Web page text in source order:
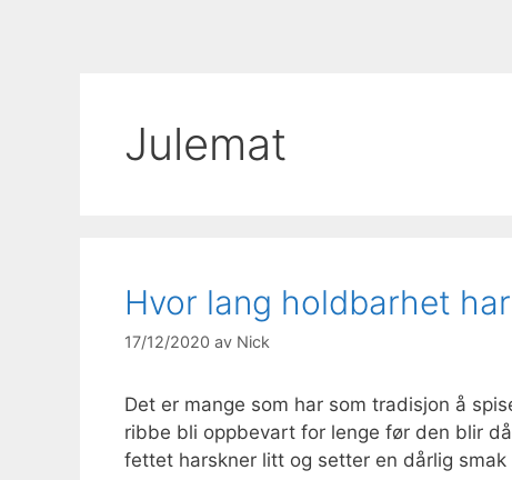
Julemat
Hvor lang holdbarhet
17/12/2020 av Nick
Det er mange som har som tradisjon å
ribbe bli oppbevart for lenge før den blir
fettet harskner litt og setter en dårlig